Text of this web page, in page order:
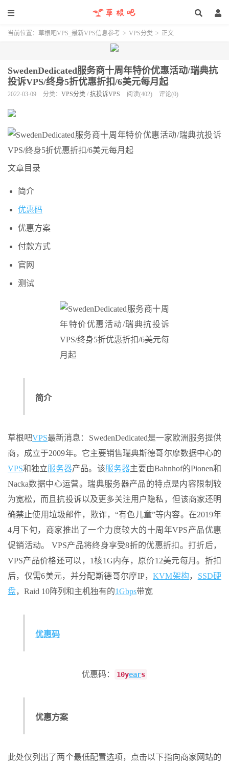
当前位置： 草根吧VPS_最新VPS信息参考 > VPS分类 > 正文
SwedenDedicated服务商十周年特价优惠活动/瑞典抗
投诉VPS/终身5折优惠折扣/6美元每月起
2022-03-09 分类： VPS分类 / 抗投诉VPS 阅读(402) 评论(0)
文章目录
简介
优惠码
优惠方案
付款方式
官网
测试
简介
草根吧VPS最新消息：SwedenDedicated是一家欧洲服务提供
商，成立于2009年。它主要销售瑞典斯德哥尔摩数据中心的
VPS和独立服务器产品。该服务器主要由Bahnhof的Pionen和
Nacka数据中心运营。瑞典服务器产品的特点是内容限制较
为宽松，而且抗投诉以及更多关注用户隐私，但该商家还明
确禁止使用垃圾邮件，欺诈，“有色儿童”等内容。在2019年
4月下旬，商家推出了一个力度较大的十周年VPS产品优惠
促销活动。 VPS产品将终身享受8折的优惠折扣。打折后，
VPS产品价格还可以，1核1G内存，原价12美元每月。折扣
后，仅需6美元，并分配斯德哥尔摩IP，KVM架构， SSD硬
盘，Raid 10阵列和主机独有的1Gbps带宽
优惠码
优惠码： 10years
优惠方案
此处仅列出了两个最低配置选项，点击以下指向商家网站的